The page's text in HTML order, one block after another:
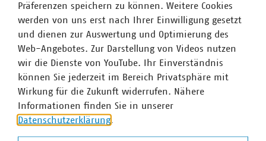
Zentrum des unternehmerischen Handelns der
Stadtwerke Torgau. Auch die Energie- und Wasserwerke
Bautzen (EWB) setzen mit ihren jüngsten Investitionen
auf effiziente und umweltschonende Technologien in der
der Energie Sachsen Ost AG (ENSO) erhöht die EBW ihre
klimafreundliche Wärmeversorgung aus Kraft-Wärme-
Kopplung durch ein neues Blockheizkraftwerk auf über 80
Prozent in ihrem Fernwärmenetz. Der Wärmebedarf kann
Präferenzen speichern zu können. Weitere Cookies
werden von uns erst nach Ihrer Einwilligung gesetzt
und dienen zur Auswertung und Optimierung des
Web-Angebotes. Zur Darstellung von Videos nutzen
wir die Dienste von YouTube. Ihr Einverständnis
können Sie jederzeit im Bereich Privatsphäre mit
Wirkung für die Zukunft widerrufen. Nähere
Informationen finden Sie in unserer
Datenschutzerklärung.